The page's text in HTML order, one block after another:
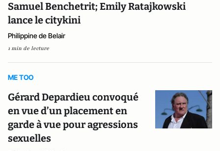
Samuel Benchetrit; Emily Ratajkowski
lance le citykini
Philippine de Belair
1 min de lecture
ME TOO
Gérard Depardieu convoqué
en vue d’un placement en
garde à vue pour agressions
sexuelles